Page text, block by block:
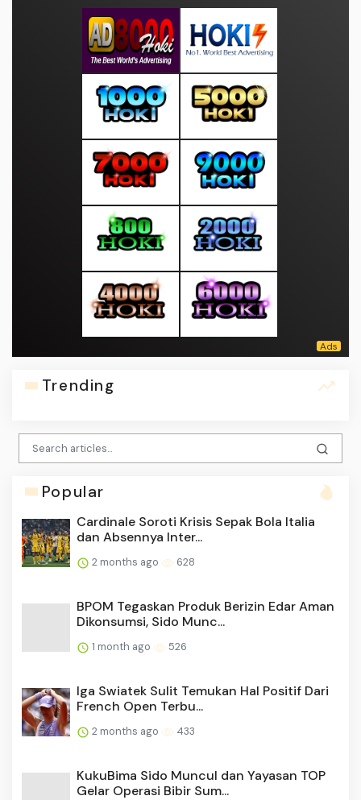
Trending
Popular
Cardinale Soroti Krisis Sepak Bola Italia
dan Absennya Inter...
2 months ago 628
BPOM Tegaskan Produk Berizin Edar Aman
Dikonsumsi, Sido Munc...
1 month ago 526
Iga Swiatek Sulit Temukan Hal Positif Dari
French Open Terbu...
2 months ago 433
KukuBima Sido Muncul dan Yayasan TOP
Gelar Operasi Bibir Sum...